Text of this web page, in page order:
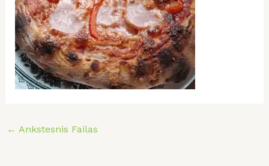
← Ankstesnis Failas